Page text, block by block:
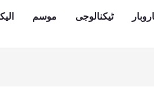
ٹیکنالوجی موسم